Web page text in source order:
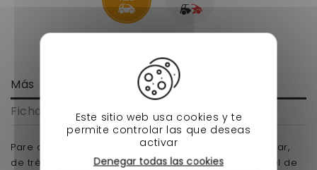
Más
Ficha técnica
Pare choc avant ligier nova disponible chez Nessy Car,
de très bonne qualité a prix CASSER le professionnel de
Este sitio web usa cookies y te
permite controlar las que deseas
activar
Denegar todas las cookies